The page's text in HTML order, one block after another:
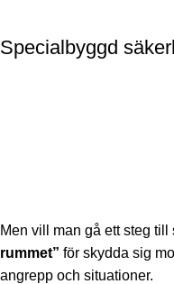
Specialbyggd
Men vill man gå ett steg
rummet” för skydda sig
angrepp och situationer.